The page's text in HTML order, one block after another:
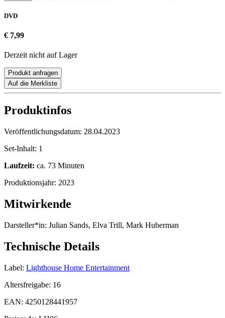
DVD
€ 7,99
Derzeit nicht auf Lager
Produkt anfragen
Auf die Merkliste
Produktinfos
Veröffentlichungsdatum: 28.04.2023
Set-Inhalt: 1
Laufzeit: ca. 73 Minuten
Produktionsjahr: 2023
Mitwirkende
Darsteller*in: Julian Sands, Elva Trill, Mark Huberman
Technische Details
Label: Lighthouse Home Entertainment
Altersfreigabe: 16
EAN: 4250128441957